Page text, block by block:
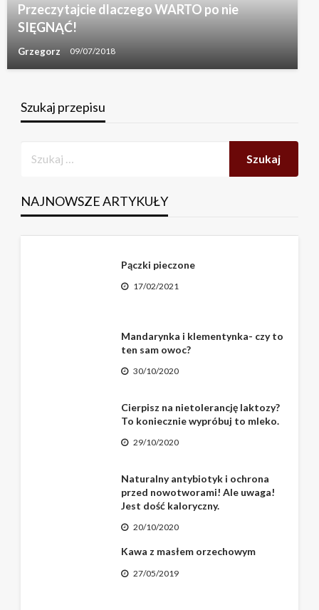
Przeczytajcie dlaczego WARTO po nie
SIĘGNĄĆ!
Grzegorz 09/07/2018
Szukaj przepisu
NAJNOWSZE ARTYKUŁY
Pączki pieczone
17/02/2021
Mandarynka i klementynka- czy to
ten sam owoc?
30/10/2020
Cierpisz na nietolerancję laktozy?
To koniecznie wypróbuj to mleko.
29/10/2020
Naturalny antybiotyk i ochrona
przed nowotworami! Ale uwaga!
Jest dość kaloryczny.
20/10/2020
Kawa z masłem orzechowym
27/05/2019